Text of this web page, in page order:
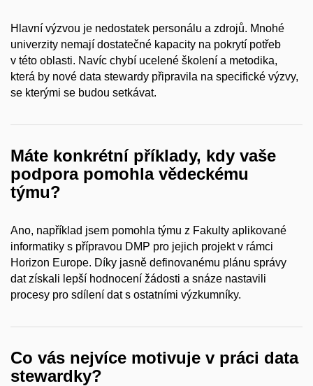
Hlavní výzvou je nedostatek personálu a zdrojů. Mnohé
univerzity nemají dostatečné kapacity na pokrytí potřeb
v této oblasti. Navíc chybí ucelené školení a metodika,
která by nové data stewardy připravila na specifické výzvy,
se kterými se budou setkávat.
Máte konkrétní příklady, kdy vaše
podpora pomohla vědeckému
týmu?
Ano, například jsem pomohla týmu z Fakulty aplikované
informatiky s přípravou DMP pro jejich projekt v rámci
Horizon Europe. Díky jasně definovanému plánu správy
dat získali lepší hodnocení žádosti a snáze nastavili
procesy pro sdílení dat s ostatními výzkumníky.
Co vás nejvíce motivuje v práci data
stewardky?